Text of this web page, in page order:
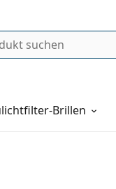
Brillen